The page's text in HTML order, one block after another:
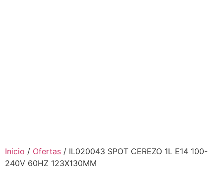
Inicio / Ofertas / IL020043 SPOT CEREZO 1L E14 100-
240V 60HZ 123X130MM